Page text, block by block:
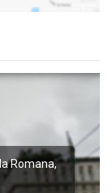
Romana,